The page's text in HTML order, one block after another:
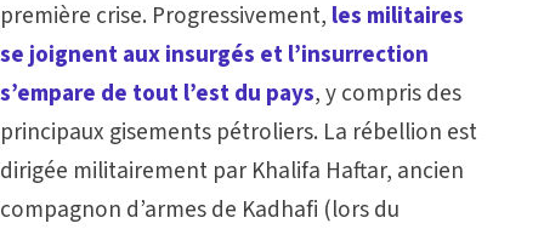
première crise. Progressivement, les militaires
se joignent aux insurgés et l’insurrection
s’empare de tout l’est du pays, y compris des
principaux gisements pétroliers. La rébellion est
dirigée militairement par Khalifa Haftar, ancien
compagnon d’armes de Kadhafi (lors du